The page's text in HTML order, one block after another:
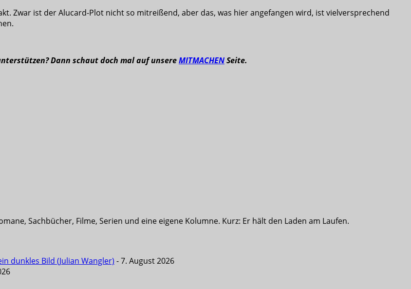
Zwar ist der Alucard-Plot nicht so mitreißend, aber das, was hier angefangen wird, ist vielversprechend
Dann schaut doch mal auf unsereMITMACHENSeite.
Sachbücher, Filme, Serien und eine eigene Kolumne. Kurz: Er hält den Laden am Laufen.
dunkles Bild (Julian Wangler) - 7. August 2026